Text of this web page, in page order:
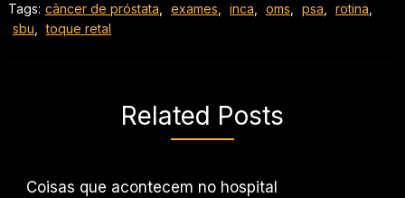
Tags: câncer de próstata exames inca oms psa rotina
sbu
toque retal
Related Posts
Coisas que acontecem no hospital